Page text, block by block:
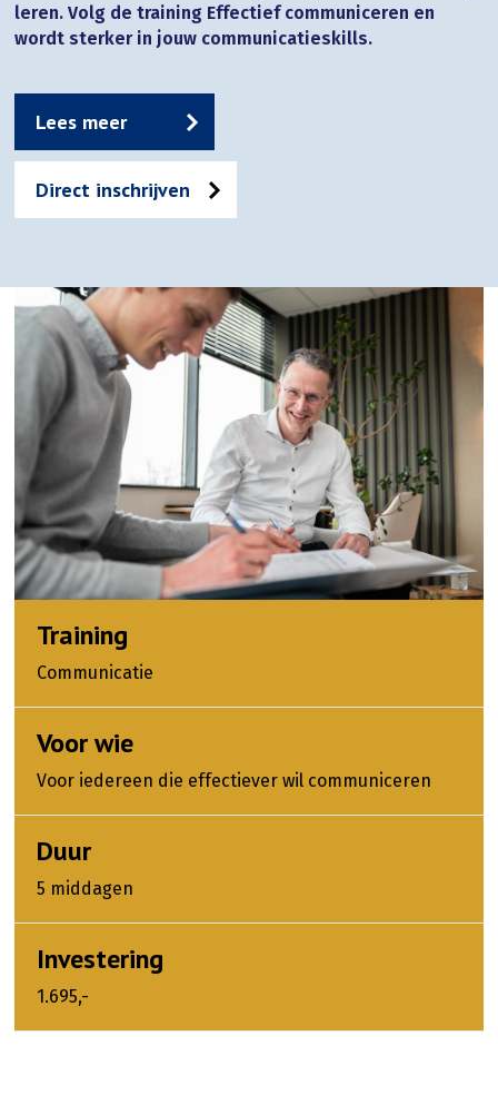
leren. Volg de training Effectief communiceren en
wordt sterker in jouw communicatieskills.
Lees meer
Direct inschrijven
Training
Communicatie
Voor wie
Voor iedereen die effectiever wil communiceren
Duur
5 middagen
Investering
1.695,-